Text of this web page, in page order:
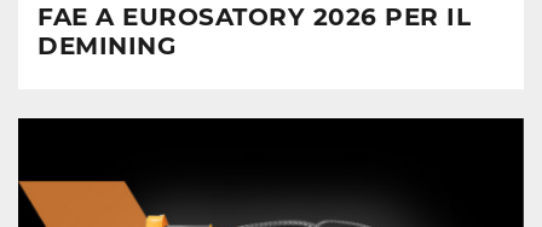
FAE A EUROSATORY 2026 PER IL
DEMINING